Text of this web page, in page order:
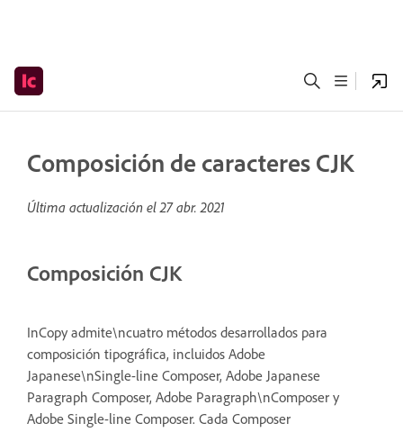
Composición de caracteres CJK
Última actualización el27 abr. 2021
Composición CJK
InCopy admite\ncuatro métodos desarrollados para
composición tipográfica, incluidos Adobe
Japanese\nSingle-line Composer, Adobe Japanese
Paragraph Composer, Adobe Paragraph\nComposer y
Adobe Single-line Composer. Cada Composer